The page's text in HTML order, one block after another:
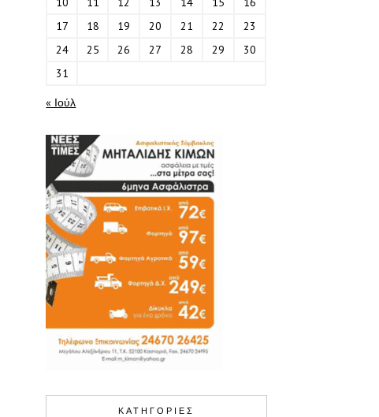
17
18 19 20 21 22
23
24
25 26 27 28 29
30
31
« Ιούλ
ΚΑΤΗΓΟΡΙΕΣ